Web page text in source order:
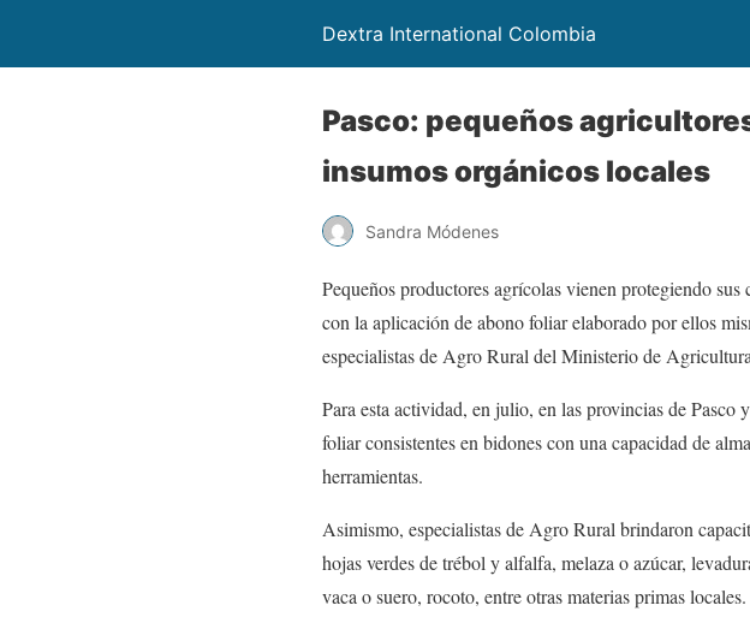
Dextra International Colombia
Pasco: pequeños
insumos orgánicos locales
Sandra Módenes
Pequeños productores agrícolas vienen protegiendo
con la aplicación de abono foliar elaborado por ellos
especialistas de Agro Rural del Ministerio de
Para esta actividad, en julio, en las provincias de
foliar consistentes en bidones con una capacidad de
herramientas.
Asimismo, especialistas de Agro Rural brindaron
hojas verdes de trébol y alfalfa, melaza o azúcar,
vaca o suero, rocoto, entre otras materias primas locales.